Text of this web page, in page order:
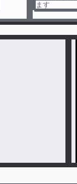
ます